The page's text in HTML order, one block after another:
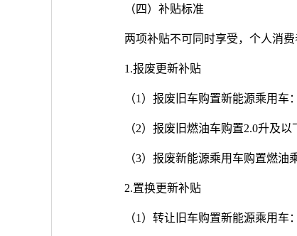
（四）补贴标准
两项补贴不可同时享受，个人消
1.报废更新补贴
（1）报废旧车购置新能源乘用车
（2）报废旧燃油车购置2.0升及
（3）报废新能源乘用车购置燃油
2.置换更新补贴
（1）转让旧车购置新能源乘用车